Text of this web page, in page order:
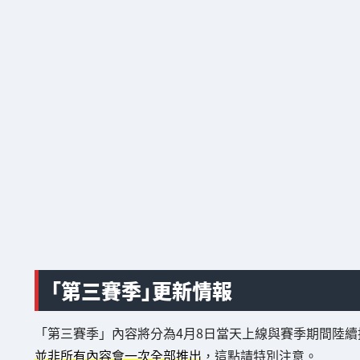
「第三賽季」更新情報
「第三賽季」內容將分為4月8日當天上線與賽季期間陸
並非所有內容會一次全部推出，這點請特別注意。